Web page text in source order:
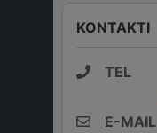
KONTAKTI
TEL
E-MAIL